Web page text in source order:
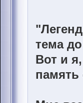
тема
Вот и
память